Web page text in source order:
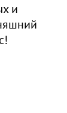
и